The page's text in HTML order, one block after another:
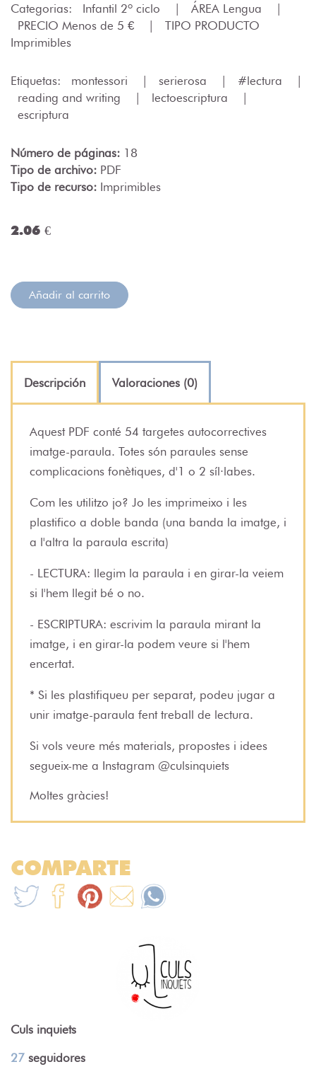
Categorias: Infantil 2º ciclo | ÁREA Lengua
|
PRECIO Menos de 5 €
|
TIPO PRODUCTO
Imprimibles
Etiquetas: montessori | serierosa | #lectura
|
reading and writing
| lectoescriptura
|
escriptura
Número de páginas: 18
Tipo de archivo: PDF
Tipo de recurso: Imprimibles
2.06 €
Añadir al carrito
Descripción Valoraciones (0)
Aquest PDF conté 54 targetes autocorrectives
imatge-paraula. Totes són paraules sense
complicacions fonètiques, d'1 o 2 síl·labes.
Com les utilitzo jo? Jo les imprimeixo i les
plastifico a doble banda (una banda la imatge, i
a l'altra la paraula escrita)
- LECTURA: llegim la paraula i en girar-la veiem
si l'hem llegit bé o no.
- ESCRIPTURA: escrivim la paraula mirant la
imatge, i en girar-la podem veure si l'hem
encertat.
* Si les plastifiqueu per separat, podeu jugar a
unir imatge-paraula fent treball de lectura.
Si vols veure més materials, propostes i idees
segueix-me a Instagram @culsinquiets
Moltes gràcies!
COMPARTE
Culs inquiets
27 seguidores